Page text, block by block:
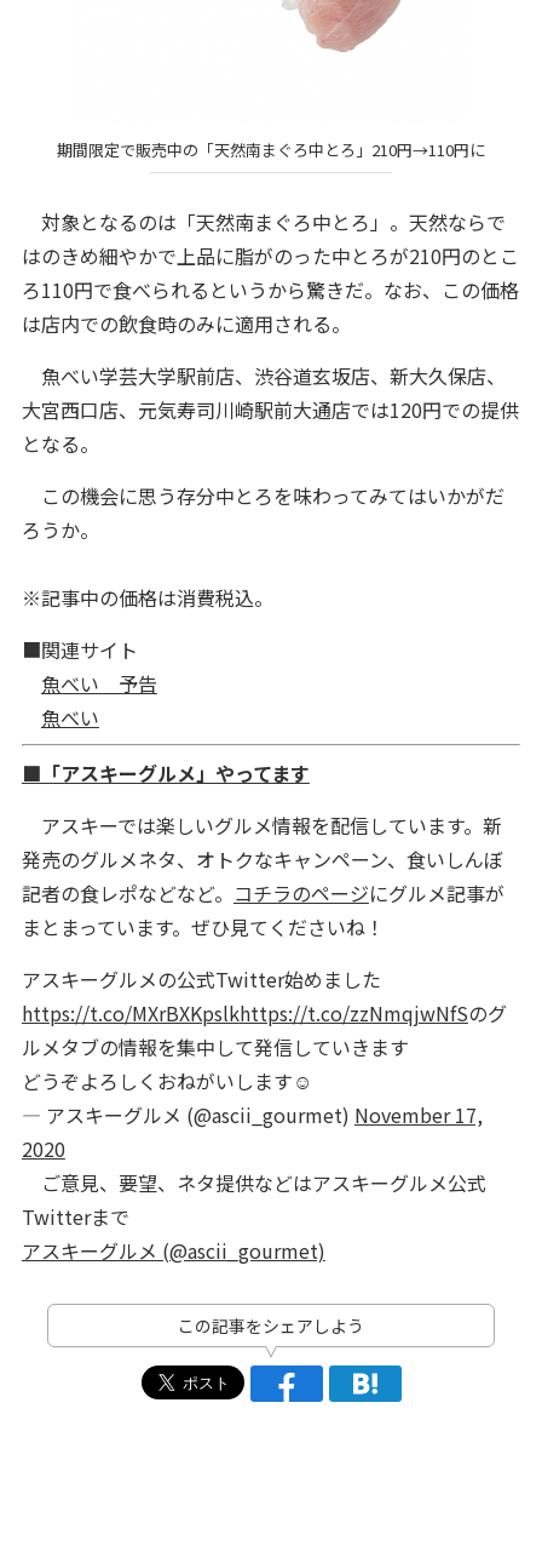
期間限定で販売中の「天然南まぐろ中とろ」210円→110円に
対象となるのは「天然南まぐろ中とろ」。天然ならで
はのきめ細やかで上品に脂がのった中とろが210円のとこ
ろ110円で食べられるというから驚きだ。なお、この価格
は店内での飲食時のみに適用される。
魚べい学芸大学駅前店、渋谷道玄坂店、新大久保店、
大宮西口店、元気寿司川崎駅前大通店では120円での提供
となる。
この機会に思う存分中とろを味わってみてはいかがだ
ろうか。
※記事中の価格は消費税込。
■関連サイト
魚べい 予告
魚べい
■「アスキーグルメ」やってます
アスキーでは楽しいグルメ情報を配信しています。新
発売のグルメネタ、オトクなキャンペーン、食いしんぼ
記者の食レポなどなど。 コチラのページにグルメ記事が
まとまっています。ぜひ見てくださいね！
アスキーグルメの公式Twitter始めました
https://t.co/MXrBXKpslkhttps://t.co/zzNmqjwNfSのグ
ルメタブの情報を集中して発信していきます
どうぞよろしくおねがいします☺️
— アスキーグルメ (@ascii_gourmet) November 17,
2020
ご意見、要望、ネタ提供などはアスキーグルメ公式
Twitterまで
アスキーグルメ (@ascii_gourmet)
この記事をシェアしよう